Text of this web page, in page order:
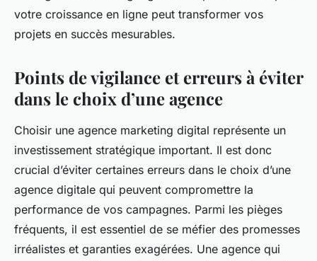
votre croissance en ligne peut transformer vos
projets en succès mesurables.
Points de vigilance et erreurs à éviter
dans le choix d’une agence
Choisir une agence marketing digital représente un
investissement stratégique important. Il est donc
crucial d’éviter certaines erreurs dans le choix d’une
agence digitale qui peuvent compromettre la
performance de vos campagnes. Parmi les pièges
fréquents, il est essentiel de se méfier des promesses
irréalistes et garanties exagérées. Une agence qui